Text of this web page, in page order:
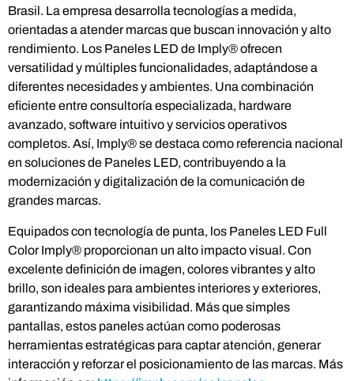
Brasil. La empresa desarrolla tecnologías a medida,
orientadas a atender marcas que buscan innovación y alto
rendimiento. Los Paneles LED de Imply® ofrecen
versatilidad y múltiples funcionalidades, adaptándose a
diferentes necesidades y ambientes. Una combinación
eficiente entre consultoría especializada, hardware
avanzado, software intuitivo y servicios operativos
completos. Así, Imply® se destaca como referencia nacional
en soluciones de Paneles LED, contribuyendo a la
modernización y digitalización de la comunicación de
grandes marcas.
Equipados con tecnología de punta, los Paneles LED Full
Color Imply® proporcionan un alto impacto visual. Con
excelente definición de imagen, colores vibrantes y alto
brillo, son ideales para ambientes interiores y exteriores,
garantizando máxima visibilidad. Más que simples
pantallas, estos paneles actúan como poderosas
herramientas estratégicas para captar atención, generar
interacción y reforzar el posicionamiento de las marcas. Más